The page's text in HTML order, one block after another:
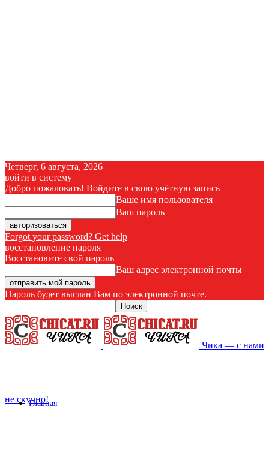
Четверг, 6 августа, 2026
войти в систему
Добро пожаловать! Войдите в свою учётную запись
Ваше имя пользователя
Ваш пароль
Forgot your password? Get help
восстановление пароля
Восстановите свой пароль
Ваш адрес электронной почты
Пароль будет выслан Вам по электронной почте.
Чика — с нами
не скучно!
Главная